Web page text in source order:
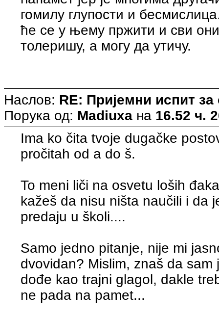
гомилу глупости и
ће се у њему пржити и сви они
толеришу, а могу да утичу.
Наслов: RE: Пријемни испит
Порука од: Madiuxa на 16.52 ч.
Ima ko čita tvoje dugačke
pročitah od a do š.
To meni liči na osvetu loših
kažeš da nisu ništa naučili i da
predaju u školi....
Samo jedno pitanje, nije mi
dvovidan? Mislim, znaš da
dođe kao trajni glagol, dakle
ne pada na pamet...